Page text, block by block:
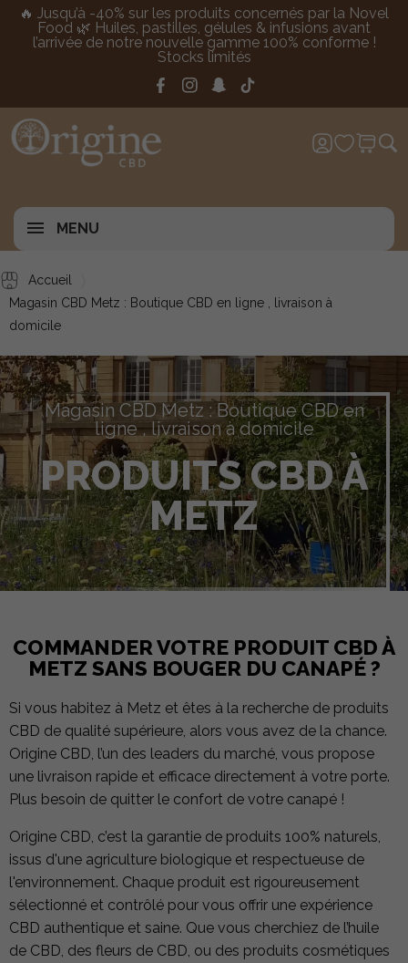
🔥 Jusqu’à -40% sur les produits concernés par la Novel
Food 🌿 Huiles, pastilles, gélules & infusions avant
l’arrivée de notre nouvelle gamme 100% conforme !
Stocks limités
MENU
Accueil
Magasin CBD Metz : Boutique CBD en ligne , livraison à
domicile
Magasin CBD Metz : Boutique CBD en
ligne , livraison à domicile
PRODUITS CBD À
METZ
COMMANDER VOTRE PRODUIT CBD À
METZ SANS BOUGER DU CANAPÉ ?
Si vous habitez à Metz et êtes à la recherche de produits
CBD de qualité supérieure, alors vous avez de la chance.
Origine CBD, l’un des leaders du marché, vous propose
une livraison rapide et efficace directement à votre porte.
Plus besoin de quitter le confort de votre canapé !
Origine CBD, c’est la garantie de produits 100% naturels,
issus d'une agriculture biologique et respectueuse de
l'environnement. Chaque produit est rigoureusement
sélectionné et contrôlé pour vous offrir une expérience
CBD authentique et saine. Que vous cherchiez de l’huile
de CBD, des fleurs de CBD, ou des produits cosmétiques